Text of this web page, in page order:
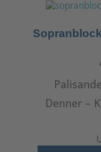
Denner –